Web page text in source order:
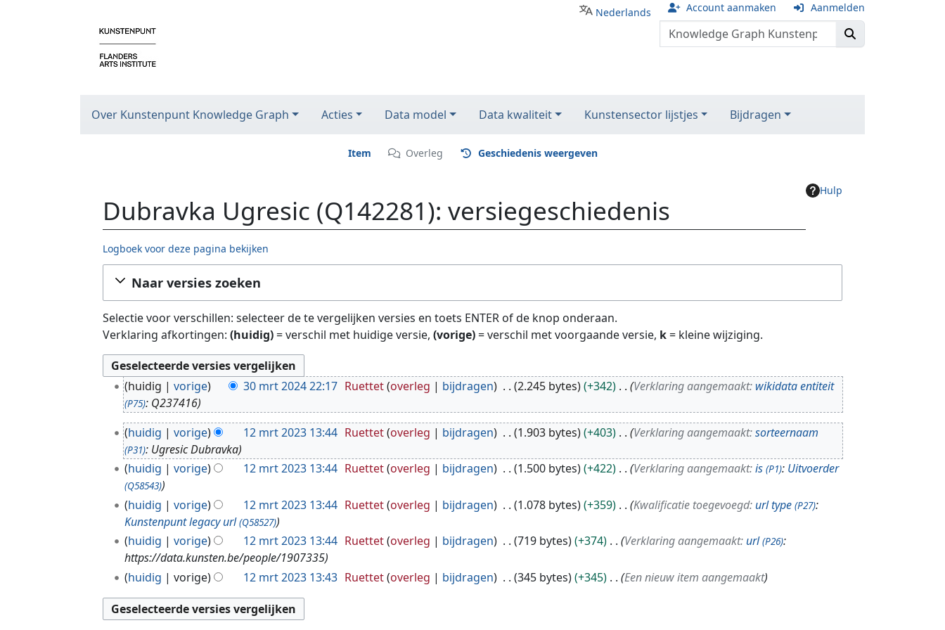
Nederlands Account aanmaken Aanmelden
Over Kunstenpunt Knowledge Graph Acties Data model Data kwaliteit Kunstensector lijstjes Bijdragen
Item Overleg Geschiedenis weergeven
Hulp
Dubravka Ugresic (Q142281): versiegeschiedenis
Logboek voor deze pagina bekijken
Ga naar:navigatie,zoeken
Naar versies zoeken
Selectie voor verschillen: selecteer de te vergelijken versies en toets ENTER of de knop onderaan.
Verklaring afkortingen: (huidig)= verschil met huidige versie, (vorige)= verschil met voorgaande versie, k= kleine wijziging.
huidig vorige 30 mrt 2024 22:17 Ruettet overleg bijdragen 2.245 bytes +342 Verklaring aangemaakt: wikidata entiteit
(P75): Q237416
huidig vorige 12 mrt 2023 13:44 Ruettet overleg bijdragen 1.903 bytes +403 Verklaring aangemaakt:sorteernaam
(P31): Ugresic Dubravka
huidig
vorige 12 mrt 2023 13:44 Ruettet overleg bijdragen 1.500 bytes +422 Verklaring aangemaakt:is (P1): Uitvoerder
(Q58543)
huidig vorige 12 mrt 2023 13:44 Ruettet overleg bijdragen 1.078 bytes +359 Kwalificatie toegevoegd: url type (P27):
Kunstenpunt legacy url (Q58527)
huidig vorige 12 mrt 2023 13:44 Ruettet overleg bijdragen 719 bytes +374 Verklaring aangemaakt: url (P26):
https://data.kunsten.be/people/1907335
huidig
vorige 12 mrt 2023 13:43 Ruettet overleg bijdragen 345 bytes +345 Een nieuw item aangemaakt